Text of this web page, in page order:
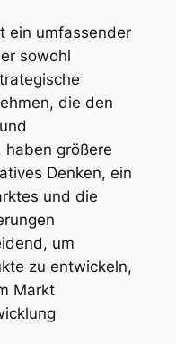
ein umfassender
sowohl
die den
größere
Denken, ein
und die
um
zu entwickeln,
Markt